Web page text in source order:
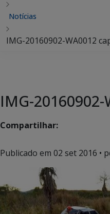
Notícias
IMG-20160902-WA0012
IMG-
Compartilhar:
Publicado em 02 set 2016 •